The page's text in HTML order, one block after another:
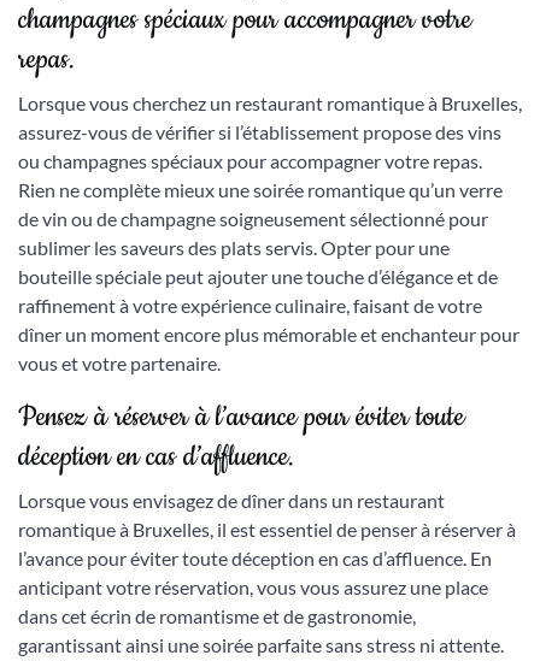
champagnes spéciaux pour accompagner votre
repas.
Lorsque vous cherchez un restaurant romantique à Bruxelles,
assurez-vous de vérifier si l’établissement propose des vins
ou champagnes spéciaux pour accompagner votre repas.
Rien ne complète mieux une soirée romantique qu’un verre
de vin ou de champagne soigneusement sélectionné pour
sublimer les saveurs des plats servis. Opter pour une
bouteille spéciale peut ajouter une touche d’élégance et de
raffinement à votre expérience culinaire, faisant de votre
dîner un moment encore plus mémorable et enchanteur pour
vous et votre partenaire.
Pensez à réserver à l’avance pour éviter toute
déception en cas d’affluence.
Lorsque vous envisagez de dîner dans un restaurant
romantique à Bruxelles, il est essentiel de penser à réserver à
l’avance pour éviter toute déception en cas d’affluence. En
anticipant votre réservation, vous vous assurez une place
dans cet écrin de romantisme et de gastronomie,
garantissant ainsi une soirée parfaite sans stress ni attente.